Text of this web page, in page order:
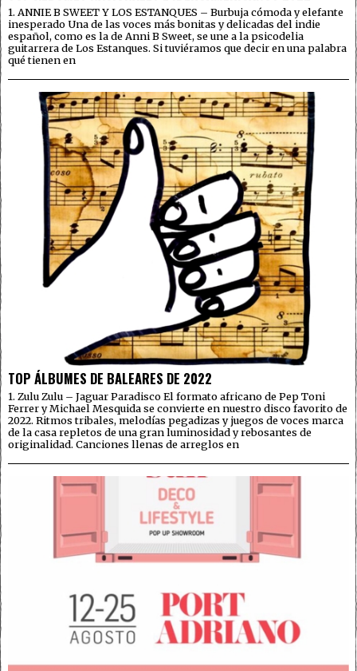
1. ANNIE B SWEET Y LOS ESTANQUES – Burbuja cómoda y elefante
inesperado Una de las voces más bonitas y delicadas del indie
español, como es la de Anni B Sweet, se une a la psicodelia
guitarrera de Los Estanques. Si tuviéramos que decir en una palabra
qué tienen en
TOP ÁLBUMES DE BALEARES DE 2022
1. Zulu Zulu – Jaguar Paradisco El formato africano de Pep Toni
Ferrer y Michael Mesquida se convierte en nuestro disco favorito de
2022. Ritmos tribales, melodías pegadizas y juegos de voces marca
de la casa repletos de una gran luminosidad y rebosantes de
originalidad. Canciones llenas de arreglos en